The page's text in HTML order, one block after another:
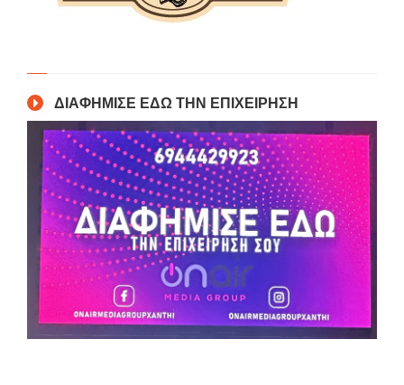
ΔΙΑΦΗΜΙΣΕ ΕΔΩ ΤΗΝ ΕΠΙΧΕΙΡΗΣΗ